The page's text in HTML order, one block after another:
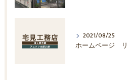
2021/08/25
ホームページ